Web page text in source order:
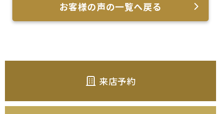
お客様の声の一覧へ戻る
来店予約